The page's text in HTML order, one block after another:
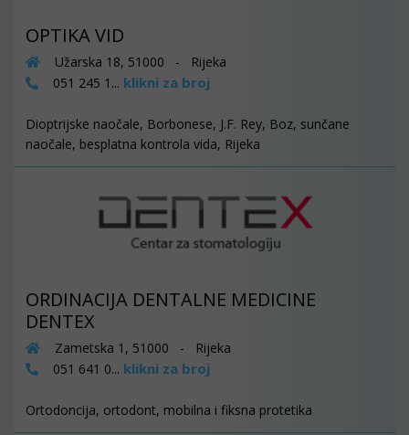
OPTIKA VID
Užarska 18, 51000 - Rijeka
051 245 1... klikni za broj
Dioptrijske naočale, Borbonese, J.F. Rey, Boz, sunčane
naočale, besplatna kontrola vida, Rijeka
ORDINACIJA DENTALNE MEDICINE
DENTEX
Zametska 1, 51000 - Rijeka
051 641 0... klikni za broj
Ortodoncija, ortodont, mobilna i fiksna protetika